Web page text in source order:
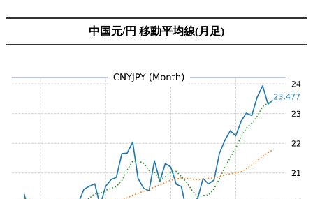
中国元/円 移動平均線(月足)